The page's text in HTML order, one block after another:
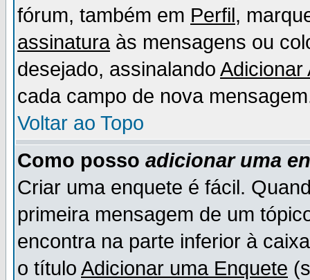
fórum, também em Perfil,
assinaturaàs mensagens ou
desejado, assinalando Adicionar
cada campo de nova
Voltar ao Topo
Como posso adicionar uma
Criar uma enquete é fácil.
primeira mensagem de um
encontra na parte inferior à
o título Adicionar uma Enquete